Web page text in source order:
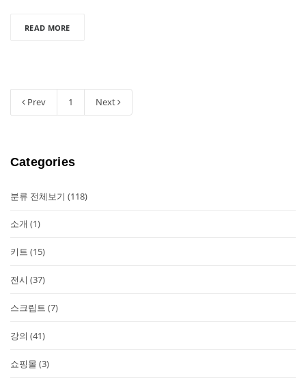
READ MORE
Prev 1 Next
Categories
분류 전체보기 (118)
소개 (1)
키트 (15)
전시 (37)
스크립트 (7)
강의 (41)
쇼핑몰 (3)